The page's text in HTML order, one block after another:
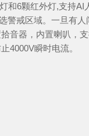
和6颗红外灯,支持AI
警戒区域。一旦有人
音器，内置喇叭，
4000V瞬时电流。